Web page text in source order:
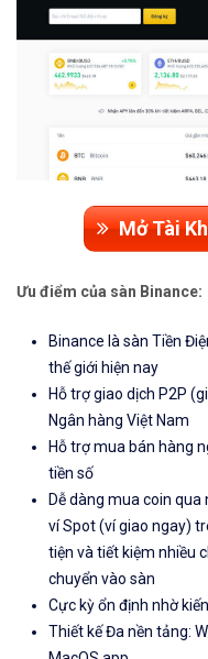
Mở Tài
Ưu điểm của sàn Binance:
Binance là sàn Tiền
thế giới hiện nay
Hỗ trợ giao dịch P2P
Ngân hàng Việt Nam
Hỗ trợ mua bán hàng
tiền số
Dễ dàng mua coin
ví Spot (ví giao ngay)
tiện và tiết kiệm nhiều
chuyển vào sàn
Cực kỳ ổn định nhờ
Thiết kế Đa nền tảng: